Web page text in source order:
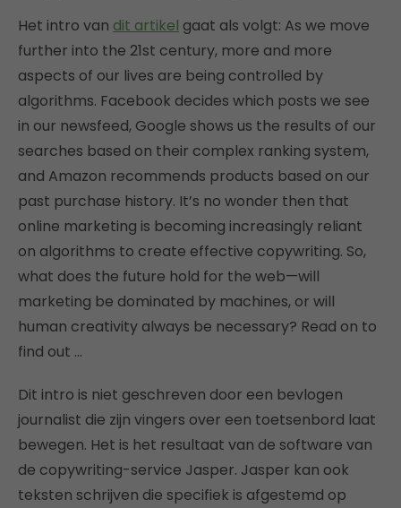
Het intro van dit artikel gaat als volgt: As we move
further into the 21st century, more and more
aspects of our lives are being controlled by
algorithms. Facebook decides which posts we see
in our newsfeed, Google shows us the results of our
searches based on their complex ranking system,
and Amazon recommends products based on our
past purchase history. It’s no wonder then that
online marketing is becoming increasingly reliant
on algorithms to create effective copywriting. So,
what does the future hold for the web—will
marketing be dominated by machines, or will
human creativity always be necessary? Read on to
find out …
Dit intro is niet geschreven door een bevlogen
journalist die zijn vingers over een toetsenbord laat
bewegen. Het is het resultaat van de software van
de copywriting-service Jasper. Jasper kan ook
teksten schrijven die specifiek is afgestemd op